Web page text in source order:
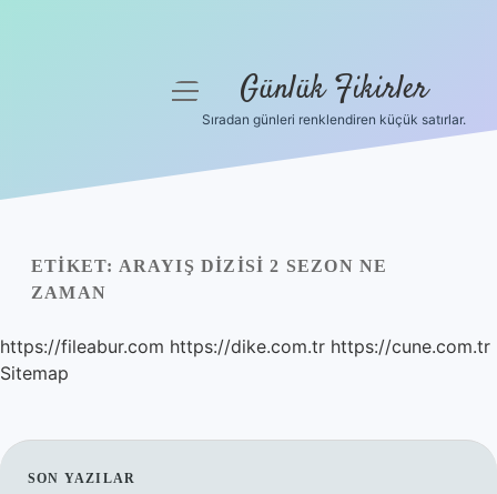
Yasal Uyarı
menüyü Günlük Fikirler
Sıradan günleri renklendiren küçük satırlar.
ETIKET: ARAYIŞ DIZISI 2 SEZON NE
ZAMAN
https://fileabur.com https://dike.com.tr https://cune.com.tr
Sitemap
SON YAZILAR